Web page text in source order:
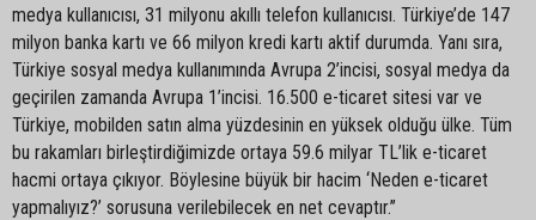
medya kullanıcısı, 31 milyonu akıllı telefon kullanıcısı. Türkiye’de 147
milyon banka kartı ve 66 milyon kredi kartı aktif durumda. Yanı sıra,
Türkiye sosyal medya kullanımında Avrupa 2’incisi, sosyal medya da
geçirilen zamanda Avrupa 1’incisi. 16.500 e-ticaret sitesi var ve
Türkiye, mobilden satın alma yüzdesinin en yüksek olduğu ülke. Tüm
bu rakamları birleştirdiğimizde ortaya 59.6 milyar TL’lik e-ticaret
hacmi ortaya çıkıyor. Böylesine büyük bir hacim ‘Neden e-ticaret
yapmalıyız?’ sorusuna verilebilecek en net cevaptır.’’